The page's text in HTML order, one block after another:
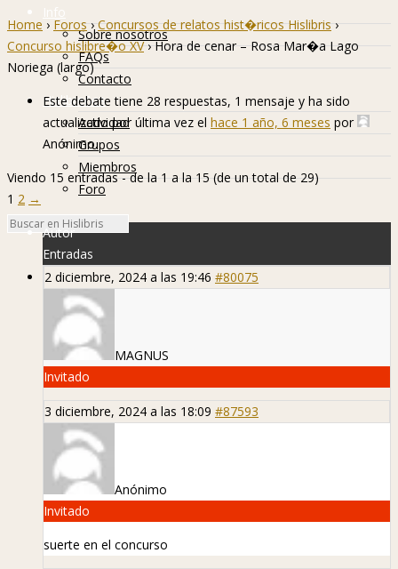
Info
Sobre nosotros
FAQs
Contacto
Hislibreños
Actividad
Grupos
Miembros
Foro
Home › Foros › Concursos de relatos hist�ricos Hislibris ›
Concurso hislibre�o XV › Hora de cenar – Rosa Mar�a Lago
Noriega (largo)
Este debate tiene 28 respuestas, 1 mensaje y ha sido
actualizado por última vez el hace 1 año, 6 meses por
Anónimo.
Viendo 15 entradas - de la 1 a la 15 (de un total de 29)
1 2 →
Autor
Entradas
2 diciembre, 2024 a las 19:46 #80075
MAGNUS
Invitado
3 diciembre, 2024 a las 18:09 #87593
Anónimo
Invitado
suerte en el concurso